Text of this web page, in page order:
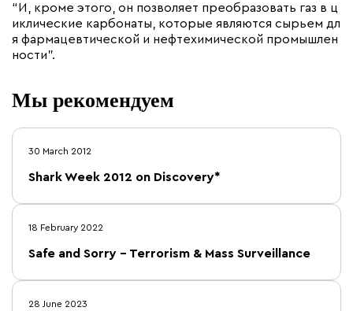
“И, кроме этого, он позволяет преобразовать газ в ц
иклические карбонаты, которые являются сырьем дл
я фармацевтической и нефтехимической промышлен
ности”.
Мы рекомендуем
30 March 2012
Shark Week 2012 on Discovery*
18 February 2022
Safe and Sorry – Terrorism & Mass Surveillance
28 June 2023